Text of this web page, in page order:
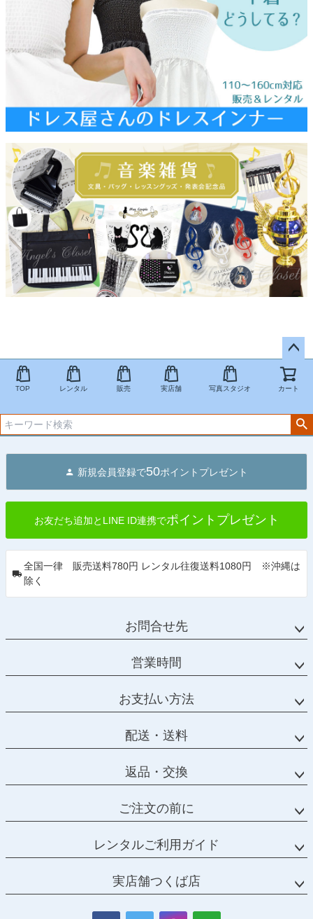
ペー
ジト
へ
TOP レンタル 販売 実店舗 写真スタジオ カート
新規会員登録で50ポイントプレゼント
お友だち追加とLINE ID連携でポイントプレゼント
全国一律 販売送料780円 レンタル往復送料1080円 ※沖縄は
除く
お問合せ先
営業時間
お支払い方法
配送・送料
返品・交換
ご注文の前に
レンタルご利用ガイド
実店舗つくば店